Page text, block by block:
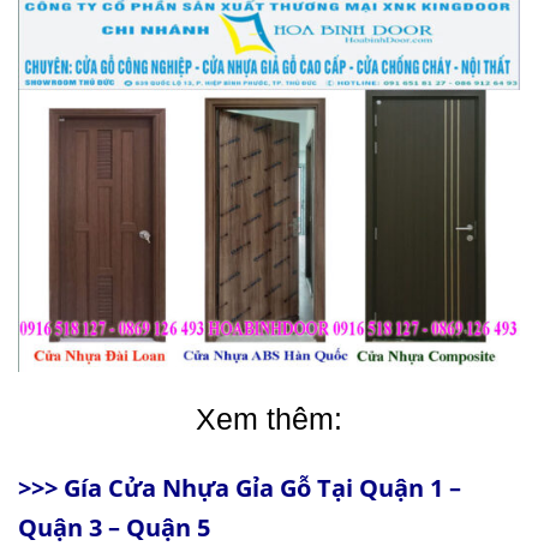
Xem thêm:
>>> Gía Cửa Nhựa Gỉa Gỗ Tại Quận 1 –
Quận 3 – Quận 5